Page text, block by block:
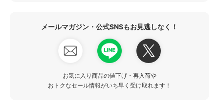
メールマガジン・公式SNSもお見逃しなく！
お気に入り商品の値下げ・再入荷や
おトクなセール情報がいち早く受け取れます！